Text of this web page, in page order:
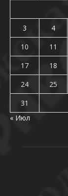
3
4
10
11
17
18
24
25
31
« Июл